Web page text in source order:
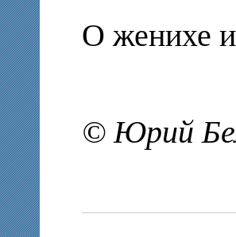
О женихе и
© Юрий